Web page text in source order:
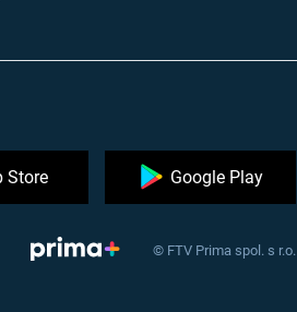
Store Google Play
© FTV Prima spol. s r.o.